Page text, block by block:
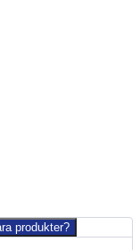
produkter?